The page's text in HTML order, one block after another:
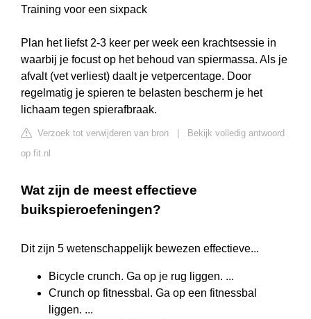
Training voor een sixpack
Plan het liefst 2-3 keer per week een krachtsessie in
waarbij je focust op het behoud van spiermassa. Als je
afvalt (vet verliest) daalt je vetpercentage. Door
regelmatig je spieren te belasten bescherm je het
lichaam tegen spierafbraak.
Verzoek tot verwijderen van bron
Bekijk volledig antwoord
op fit.nl
Wat zijn de meest effectieve
buikspieroefeningen?
Dit zijn 5 wetenschappelijk bewezen effectieve...
Bicycle crunch. Ga op je rug liggen. ...
Crunch op fitnessbal. Ga op een fitnessbal
liggen. ...